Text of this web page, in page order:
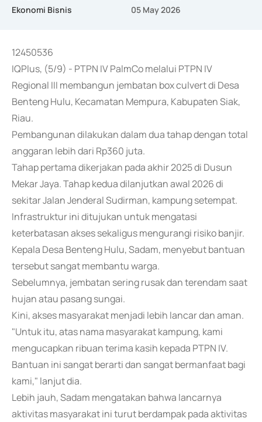
Ekonomi Bisnis 05 May 2026
12450536
IQPlus, (5/9) - PTPN IV PalmCo melalui PTPN IV
Regional III membangun jembatan box culvert di Desa
Benteng Hulu, Kecamatan Mempura, Kabupaten Siak,
Riau.
Pembangunan dilakukan dalam dua tahap dengan total
anggaran lebih dari Rp360 juta.
Tahap pertama dikerjakan pada akhir 2025 di Dusun
Mekar Jaya. Tahap kedua dilanjutkan awal 2026 di
sekitar Jalan Jenderal Sudirman, kampung setempat.
Infrastruktur ini ditujukan untuk mengatasi
keterbatasan akses sekaligus mengurangi risiko banjir.
Kepala Desa Benteng Hulu, Sadam, menyebut bantuan
tersebut sangat membantu warga.
Sebelumnya, jembatan sering rusak dan terendam saat
hujan atau pasang sungai.
Kini, akses masyarakat menjadi lebih lancar dan aman.
"Untuk itu, atas nama masyarakat kampung, kami
mengucapkan ribuan terima kasih kepada PTPN IV.
Bantuan ini sangat berarti dan sangat bermanfaat bagi
kami," lanjut dia.
Lebih jauh, Sadam mengatakan bahwa lancarnya
aktivitas masyarakat ini turut berdampak pada aktivitas